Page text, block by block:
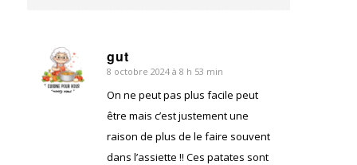
gut
dit
:
8 octobre 2024 à 8 h 53 min
On ne peut pas plus facile peut
être mais c’est justement une
raison de plus de le faire souvent
dans l’assiette !! Ces patates sont